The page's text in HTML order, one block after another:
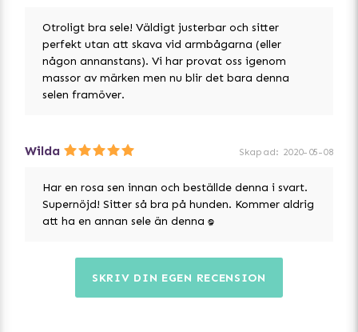
Otroligt bra sele! Väldigt justerbar och sitter
perfekt utan att skava vid armbågarna (eller
någon annanstans). Vi har provat oss igenom
massor av märken men nu blir det bara denna
selen framöver.
Wilda Skapad: 2020-05-08
Har en rosa sen innan och beställde denna i svart.
Supernöjd! Sitter så bra på hunden. Kommer aldrig
att ha en annan sele än denna :D
SKRIV DIN EGEN RECENSION